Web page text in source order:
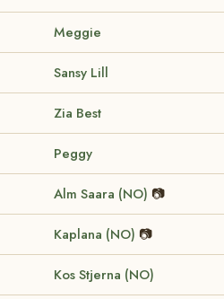
Meggie
Sansy Lill
Zia Best
Peggy
Alm Saara (NO) 📷
Kaplana (NO) 📷
Kos Stjerna (NO)